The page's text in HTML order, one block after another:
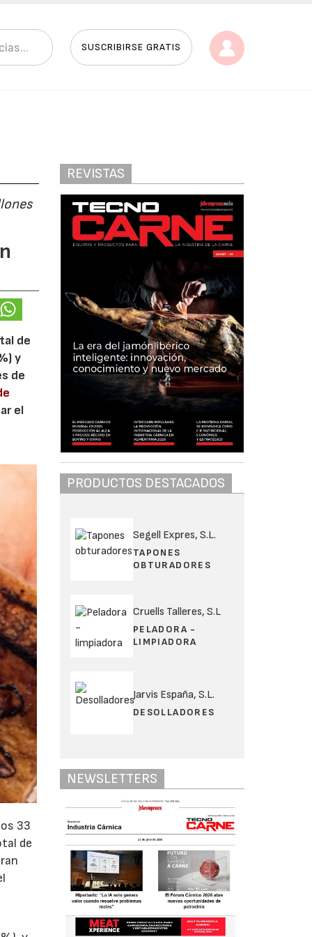
SUSCRIBIRSE GRATIS
de
y
de
el
33
de
REVISTAS
PRODUCTOS DESTACADOS
Segell Expres, S.L.
TAPONES
OBTURADORES
Cruells Talleres, S.L
PELADORA -
LIMPIADORA
Jarvis España, S.L.
DESOLLADORES
NEWSLETTERS